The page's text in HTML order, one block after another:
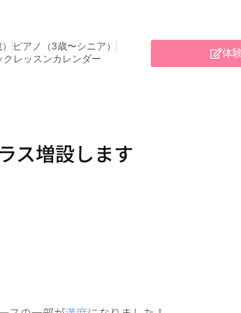
ピアノ（3歳〜シニア）
クレッスンカレンダー 体
ス増設します